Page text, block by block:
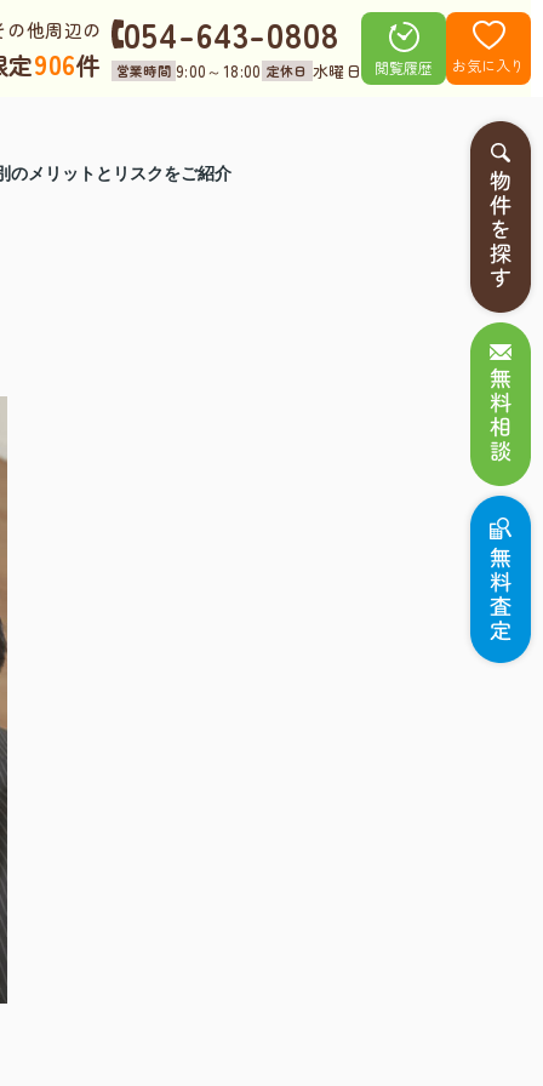
の他周辺の
定906件
054-643-0808
営業時間 9:00～18:00 定休日 水曜日 閲覧履歴 お気に入り
のメリットとリスクをご紹介